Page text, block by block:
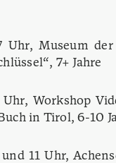
Uhr, Museum der
7+ Jahre
Workshop
in Tirol, 6-10
11 Uhr,